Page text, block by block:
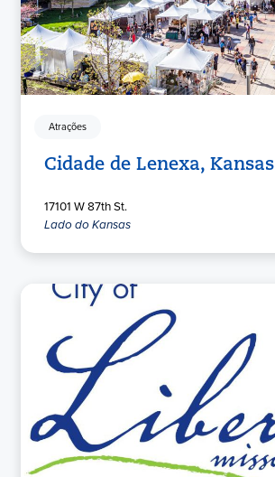
Atrações
Cidade de Lenexa, Kansas
17101 W 87th St.
Lado do Kansas